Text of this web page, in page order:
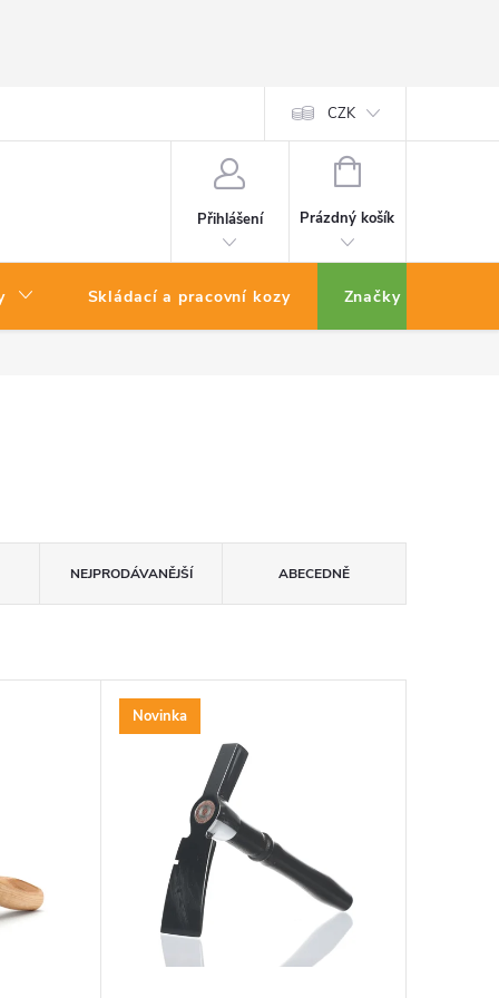
CZK
Přihlášení
NÁKUPNÍ
Prázdný košík
Skládací a pracovní kozy Značky
NEJPRODÁVANĚJŠÍ ABECEDNĚ
Novinka